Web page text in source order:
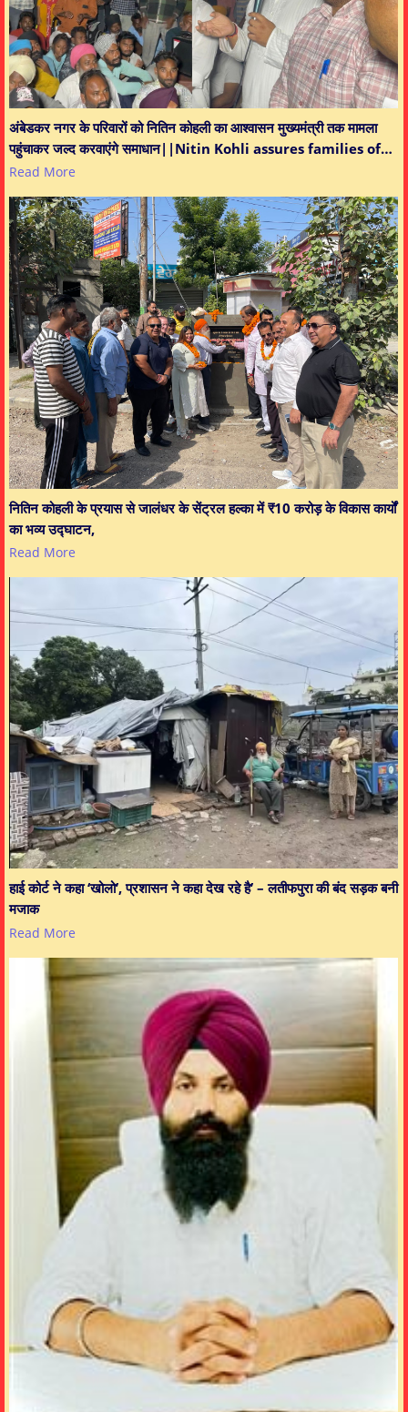
अंबेडकर नगर के परिवारों को नितिन कोहली का आश्वासन मुख्यमंत्री तक मामला
पहुंचाकर जल्द करवाएंगे समाधान||Nitin Kohli assures families of…
Read More
नितिन कोहली के प्रयास से जालंधर के सेंट्रल हल्का में ₹10 करोड़ के विकास कार्यों
का भव्य उद्घाटन,
Read More
हाई कोर्ट ने कहा ‘खोलो’, प्रशासन ने कहा देख रहे है’ – लतीफपुरा की बंद सड़क बनी
मजाक
Read More